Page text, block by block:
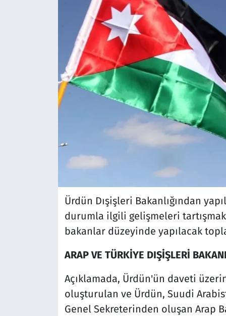
Ürdün Dışişleri Bakanlığından
durumla ilgili gelişmeleri
bakanlar düzeyinde yapılacak
ARAP VE TÜRKİYE DIŞİŞLERİ
Açıklamada, Ürdün'ün daveti
oluşturulan ve Ürdün, Suudi
Genel Sekreterinden oluşan Arap